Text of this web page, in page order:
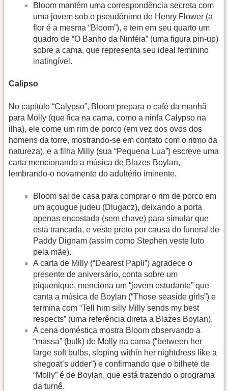
Bloom mantém uma correspondência secreta com
uma jovem sob o pseudônimo de Henry Flower (a
flor é a mesma “Bloom”), e tem em seu quarto um
quadro de “O Banho da Ninféia” (uma figura pin-up)
sobre a cama, que representa seu ideal feminino
inatingível.
Calipso
No capítulo “Calypso”, Bloom prepara o café da manhã
para Molly (que fica na cama, como a ninfa Calypso na
ilha), ele come um rim de porco (em vez dos ovos dos
homens da torre, mostrando-se em contato com o ritmo da
natureza), e a filha Milly (sua “Pequena Lua”) escreve uma
carta mencionando a música de Blazes Boylan,
lembrando-o novamente do adultério iminente.
Bloom sai de casa para comprar o rim de porco em
um açougue judeu (Dlugacz), deixando a porta
apenas encostada (sem chave) para simular que
está trancada, e veste preto por causa do funeral de
Paddy Dignam (assim como Stephen veste luto
pela mãe).
A carta de Milly (“Dearest Papli”) agradece o
presente de aniversário, conta sobre um
piquenique, menciona um “jovem estudante” que
canta a música de Boylan (“Those seaside girls”) e
termina com “Tell him silly Milly sends my best
respects” (uma referência direta a Blazes Boylan).
A cena doméstica mostra Bloom observando a
“massa” (bulk) de Molly na cama (“between her
large soft bulbs, sloping within her nightdress like a
shegoat’s udder”) e confirmando que o bilhete de
“Molly” é de Boylan, que está trazendo o programa
da turnê.